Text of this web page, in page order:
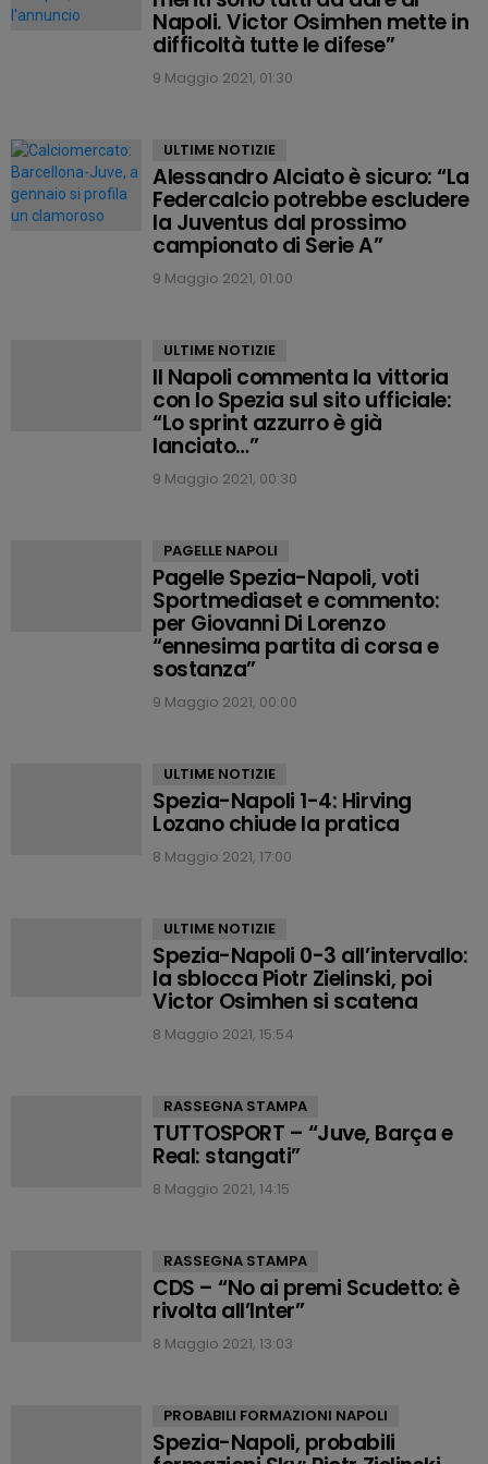
Napoli. Victor Osimhen mette in
difficoltà tutte le difese”
9 Maggio 2021, 01:30
ULTIME NOTIZIE
Alessandro Alciato è sicuro: “La
Federcalcio potrebbe escludere
la Juventus dal prossimo
campionato di Serie A”
9 Maggio 2021, 01:00
ULTIME NOTIZIE
Il Napoli commenta la vittoria
con lo Spezia sul sito ufficiale:
“Lo sprint azzurro è già
lanciato…”
9 Maggio 2021, 00:30
PAGELLE NAPOLI
Pagelle Spezia-Napoli, voti
Sportmediaset e commento:
per Giovanni Di Lorenzo
“ennesima partita di corsa e
sostanza”
9 Maggio 2021, 00:00
ULTIME NOTIZIE
Spezia-Napoli 1-4: Hirving
Lozano chiude la pratica
8 Maggio 2021, 17:00
ULTIME NOTIZIE
Spezia-Napoli 0-3 all’intervallo:
la sblocca Piotr Zielinski, poi
Victor Osimhen si scatena
8 Maggio 2021, 15:54
RASSEGNA STAMPA
TUTTOSPORT – “Juve, Barça e
Real: stangati”
8 Maggio 2021, 14:15
RASSEGNA STAMPA
CDS – “No ai premi Scudetto: è
rivolta all’Inter”
8 Maggio 2021, 13:03
PROBABILI FORMAZIONI NAPOLI
Spezia-Napoli, probabili